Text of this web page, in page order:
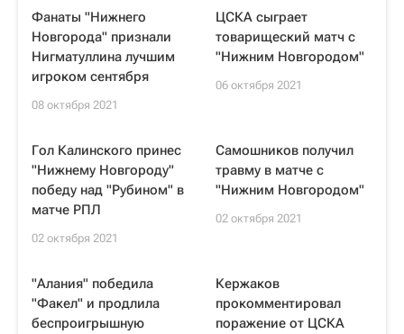
Фанаты "Нижнего
Новгорода" признали
Нигматуллина лучшим
игроком сентября
08 октября 2021
ЦСКА сыграет
товарищеский матч с
"Нижним Новгородом"
06 октября 2021
Гол Калинского принес
"Нижнему Новгороду"
победу над "Рубином" в
матче РПЛ
02 октября 2021
Самошников получил
травму в матче с
"Нижним Новгородом"
02 октября 2021
"Алания" победила
"Факел" и продлила
беспроигрышную
Кержаков
прокомментировал
поражение от ЦСКА